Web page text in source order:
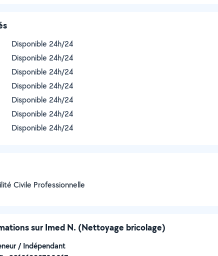
Disponible 24h/24
Disponible 24h/24
Disponible 24h/24
Disponible 24h/24
Disponible 24h/24
Disponible 24h/24
Disponible 24h/24
Civile Professionnelle
sur Imed N. (Nettoyage bricolage)
/ Indépendant